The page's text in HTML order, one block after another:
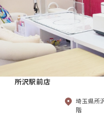
所沢駅前店
埼玉県所
階